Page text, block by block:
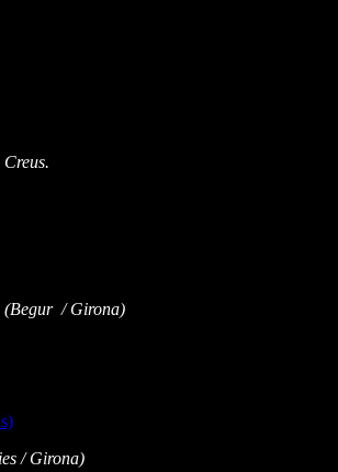
/ Girona)
/ Girona)